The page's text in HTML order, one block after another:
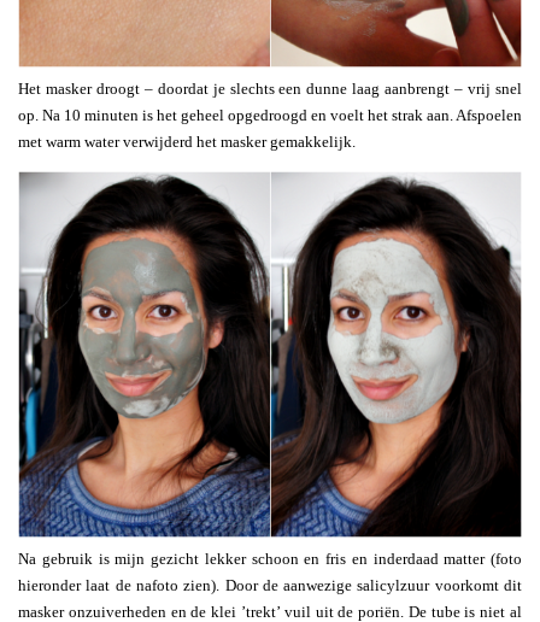
Het masker droogt – doordat je slechts een dunne laag aanbrengt – vrij snel
op. Na 10 minuten is het geheel opgedroogd en voelt het strak aan. Afspoelen
met warm water verwijderd het masker gemakkelijk.
Na gebruik is mijn gezicht lekker schoon en fris en inderdaad matter (foto
hieronder laat de nafoto zien). Door de aanwezige salicylzuur voorkomt dit
masker onzuiverheden en de klei ’trekt’ vuil uit de poriën. De tube is niet al